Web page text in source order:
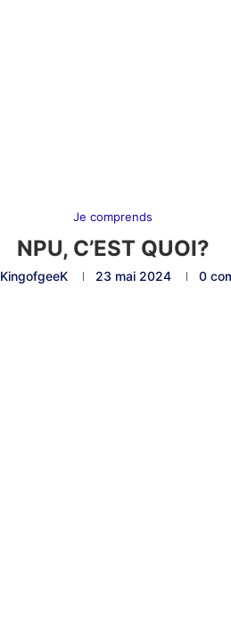
Je comprends
NPU, C’EST QUOI?
KingofgeeK 23 mai 2024 0